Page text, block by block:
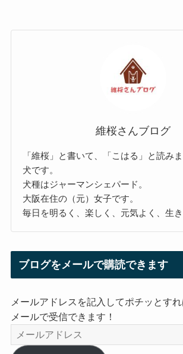
維桜さんブログ
「維桜」と書いて、「こはる」と読みま
犬です。
犬種はジャーマンシェパード。
大阪在住の（元）女子です。
毎日を明るく、楽しく、元気よく、生き
ブログをメールで購読できます
メールアドレスを記入してポチッとす
メールで受信できます！
メ
ー